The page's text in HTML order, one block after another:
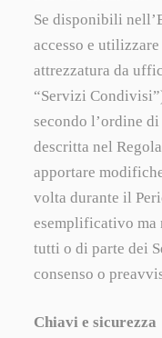
Se disponibili
accesso e
attrezzatura da
“Servizi
secondo l’ordine
descritta nel
apportare
volta durante il
esemplificativo ma
tutti o di parte dei
consenso o
Chiavi e sicurezza